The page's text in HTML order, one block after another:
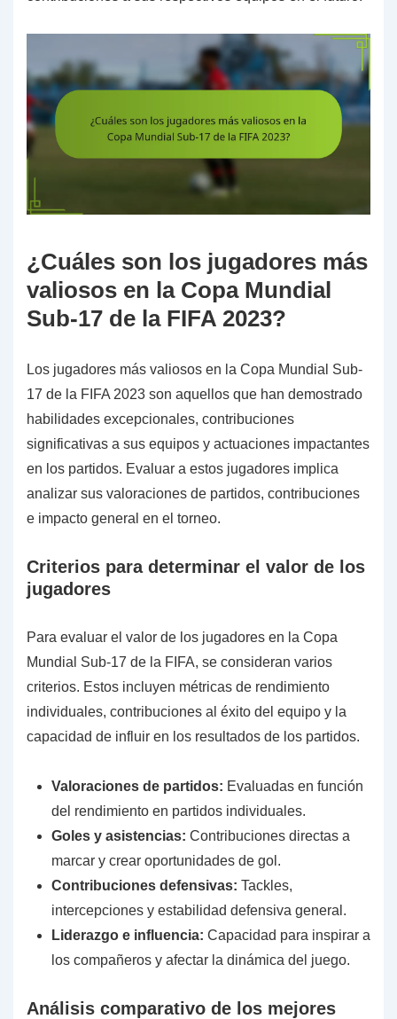
¿Cuáles son los jugadores más
valiosos en la Copa Mundial
Sub-17 de la FIFA 2023?
Los jugadores más valiosos en la Copa Mundial Sub-
17 de la FIFA 2023 son aquellos que han demostrado
habilidades excepcionales, contribuciones
significativas a sus equipos y actuaciones impactantes
en los partidos. Evaluar a estos jugadores implica
analizar sus valoraciones de partidos, contribuciones
e impacto general en el torneo.
Criterios para determinar el valor de los
jugadores
Para evaluar el valor de los jugadores en la Copa
Mundial Sub-17 de la FIFA, se consideran varios
criterios. Estos incluyen métricas de rendimiento
individuales, contribuciones al éxito del equipo y la
capacidad de influir en los resultados de los partidos.
Valoraciones de partidos: Evaluadas en función
del rendimiento en partidos individuales.
Goles y asistencias: Contribuciones directas a
marcar y crear oportunidades de gol.
Contribuciones defensivas: Tackles,
intercepciones y estabilidad defensiva general.
Liderazgo e influencia: Capacidad para inspirar a
los compañeros y afectar la dinámica del juego.
Análisis comparativo de los mejores